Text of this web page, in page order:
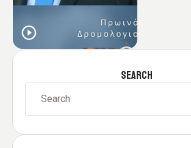
Πρόγραμμα …
SEARCH